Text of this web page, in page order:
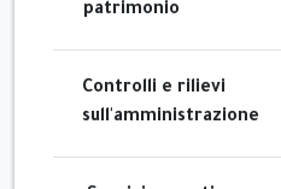
patrimonio
Controlli e rilievi
sull'amministrazione